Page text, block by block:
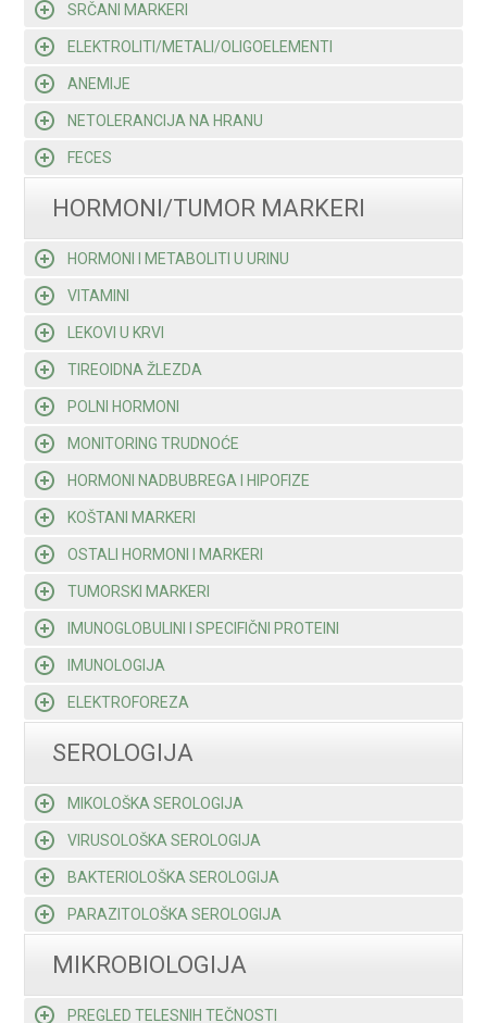
SRČANI MARKERI
ELEKTROLITI/METALI/OLIGOELEMENTI
ANEMIJE
NETOLERANCIJA NA HRANU
FECES
HORMONI/TUMOR MARKERI
HORMONI I METABOLITI U URINU
VITAMINI
LEKOVI U KRVI
TIREOIDNA ŽLEZDA
POLNI HORMONI
MONITORING TRUDNOĆE
HORMONI NADBUBREGA I HIPOFIZE
KOŠTANI MARKERI
OSTALI HORMONI I MARKERI
TUMORSKI MARKERI
IMUNOGLOBULINI I SPECIFIČNI PROTEINI
IMUNOLOGIJA
ELEKTROFOREZA
SEROLOGIJA
MIKOLOŠKA SEROLOGIJA
VIRUSOLOŠKA SEROLOGIJA
BAKTERIOLOŠKA SEROLOGIJA
PARAZITOLOŠKA SEROLOGIJA
MIKROBIOLOGIJA
PREGLED TELESNIH TEČNOSTI